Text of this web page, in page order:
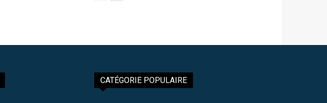
CATÉGORIE POPULAIRE